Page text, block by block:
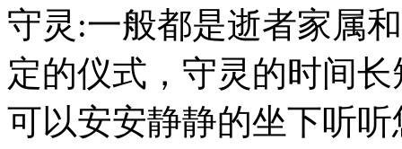
守灵:一般都是逝者家属
定的仪式，守灵的时间
可以安安静静的坐下听